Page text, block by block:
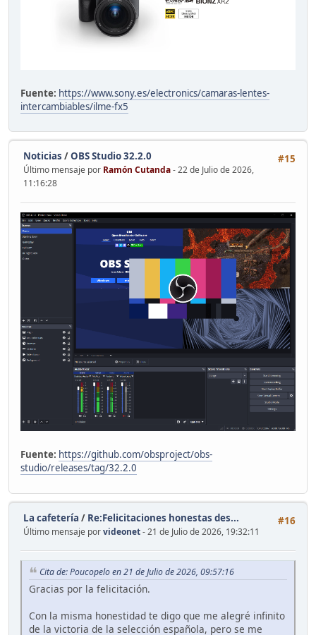
Fuente: https://www.sony.es/electronics/camaras-lentes-
intercambiables/ilme-fx5
#15
Noticias /OBS Studio 32.2.0
Último mensaje por Ramón Cutanda- 22 de Julio de 2026,
11:16:28
Fuente: https://github.com/obsproject/obs-
studio/releases/tag/32.2.0
#16
La cafetería / Re:Felicitaciones honestas des...
Último mensaje porvideonet- 21 de Julio de 2026, 19:32:11
Cita de: Poucopelo en 21 de Julio de 2026, 09:57:16
Gracias por la felicitación.
Con la misma honestidad te digo que me alegré infinito
de la victoria de la selección española, pero se me